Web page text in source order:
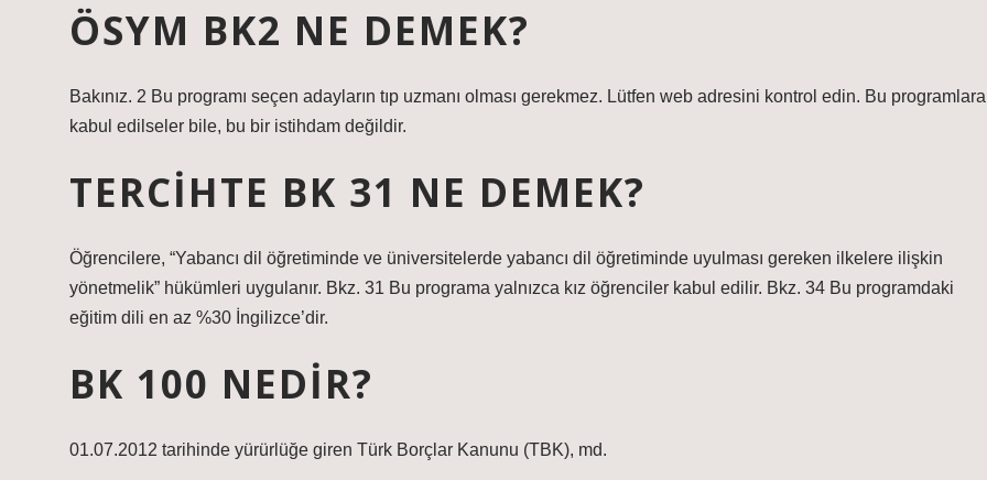
ÖSYM BK2 NE DEMEK?
Bakınız. 2 Bu programı seçen adayların tıp uzmanı olması gerekmez. Lütfen web adresini kontrol edin. Bu programlara
kabul edilseler bile, bu bir istihdam değildir.
TERCIHTE BK 31 NE DEMEK?
Öğrencilere, “Yabancı dil öğretiminde ve üniversitelerde yabancı dil öğretiminde uyulması gereken ilkelere ilişkin
yönetmelik” hükümleri uygulanır. Bkz. 31 Bu programa yalnızca kız öğrenciler kabul edilir. Bkz. 34 Bu programdaki
eğitim dili en az %30 İngilizce’dir.
BK 100 NEDIR?
01.07.2012 tarihinde yürürlüğe giren Türk Borçlar Kanunu (TBK), md.